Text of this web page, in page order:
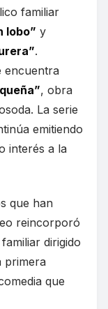
familiar
lobo” y
.
encuentra
, obra
La serie
emitiendo
interés a la
que han
reincorporó
dirigido
primera
que